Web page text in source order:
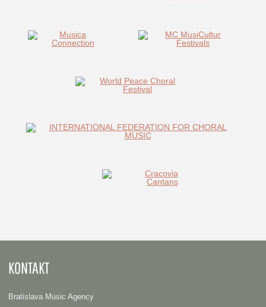
KONTAKT
Bratislava Music Agency